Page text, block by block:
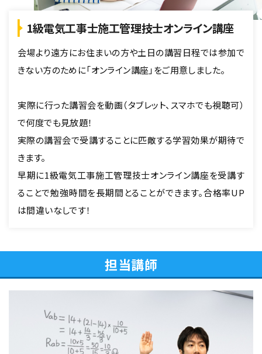
1級電気工事士施工管理技士オンライン講座
会場より遠方にお住まいの方や土日の講習日程では参加で
きない方のために「オンライン講座」をご用意しました。
実際に行った講習会を動画（タブレット、スマホでも視聴可）
で何度でも見放題！
実際の講習会で受講することに匹敵する学習効果が期待で
きます。
早期に1級電気工事施工管理技士オンライン講座を受講す
ることで勉強時間を長期間とることができます。合格率UP
は間違いなしです！
担当講師